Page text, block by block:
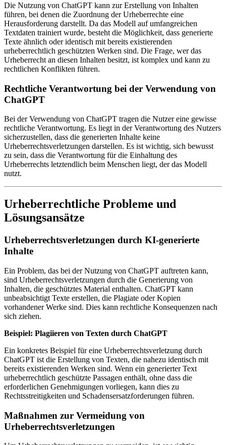
Die Nutzung von ChatGPT kann zur Erstellung von Inhalten
führen, bei denen die Zuordnung der Urheberrechte eine
Herausforderung darstellt. Da das Modell auf umfangreichen
Textdaten trainiert wurde, besteht die Möglichkeit, dass generierte
Texte ähnlich oder identisch mit bereits existierenden
urheberrechtlich geschützten Werken sind. Die Frage, wer das
Urheberrecht an diesen Inhalten besitzt, ist komplex und kann zu
rechtlichen Konflikten führen.
Rechtliche Verantwortung bei der Verwendung von
ChatGPT
Bei der Verwendung von ChatGPT tragen die Nutzer eine gewisse
rechtliche Verantwortung. Es liegt in der Verantwortung des Nutzers
sicherzustellen, dass die generierten Inhalte keine
Urheberrechtsverletzungen darstellen. Es ist wichtig, sich bewusst
zu sein, dass die Verantwortung für die Einhaltung des
Urheberrechts letztendlich beim Menschen liegt, der das Modell
nutzt.
Urheberrechtliche Probleme und
Lösungsansätze
Urheberrechtsverletzungen durch KI-generierte
Inhalte
Ein Problem, das bei der Nutzung von ChatGPT auftreten kann,
sind Urheberrechtsverletzungen durch die Generierung von
Inhalten, die geschütztes Material enthalten. ChatGPT kann
unbeabsichtigt Texte erstellen, die Plagiate oder Kopien
vorhandener Werke sind. Dies kann rechtliche Konsequenzen nach
sich ziehen.
Beispiel: Plagiieren von Texten durch ChatGPT
Ein konkretes Beispiel für eine Urheberrechtsverletzung durch
ChatGPT ist die Erstellung von Texten, die nahezu identisch mit
bereits existierenden Werken sind. Wenn ein generierter Text
urheberrechtlich geschützte Passagen enthält, ohne dass die
erforderlichen Genehmigungen vorliegen, kann dies zu
Rechtsstreitigkeiten und Schadensersatzforderungen führen.
Maßnahmen zur Vermeidung von
Urheberrechtsverletzungen